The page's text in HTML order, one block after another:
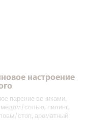
настроение
парение вениками,
мёдом/солью, пилинг,
стоп, ароматный
В подарок!